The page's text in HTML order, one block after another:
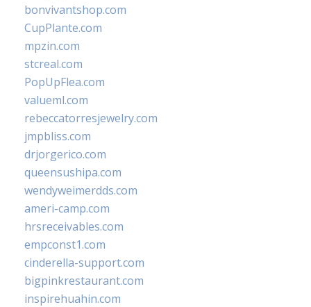
bonvivantshop.com
CupPlante.com
mpzin.com
stcreal.com
PopUpFlea.com
valueml.com
rebeccatorresjewelry.com
jmpbliss.com
drjorgerico.com
queensushipa.com
wendyweimerdds.com
ameri-camp.com
hrsreceivables.com
empconst1.com
cinderella-support.com
bigpinkrestaurant.com
inspirehuahin.com